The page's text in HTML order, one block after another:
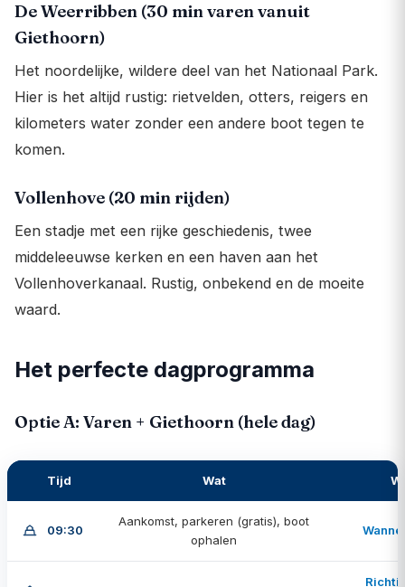
De Weerribben (30 min varen vanuit
Giethoorn)
Het noordelijke, wildere deel van het Nationaal Park.
Hier is het altijd rustig: rietvelden, otters, reigers en
kilometers water zonder een andere boot tegen te
komen.
Vollenhove (20 min rijden)
Een stadje met een rijke geschiedenis, twee
middeleeuwse kerken en een haven aan het
Vollenhoverkanaal. Rustig, onbekend en de moeite
waard.
Het perfecte dagprogramma
Optie A: Varen + Giethoorn (hele dag)
Tijd Wat
09:30
Aankomst, parkeren (gratis), boot
ophalen